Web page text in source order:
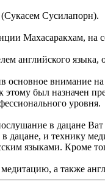
Сусилапорн).
Махасаракхам, на
английского языка,
основное внимание
был назначен
уровня.
в дацане
дацане, и технику
языками. Кроме
а также